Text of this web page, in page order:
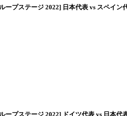
ープステージ 2022] 日本代表 vs スペイン
ープステージ 2022] ドイツ代表 vs 日本代